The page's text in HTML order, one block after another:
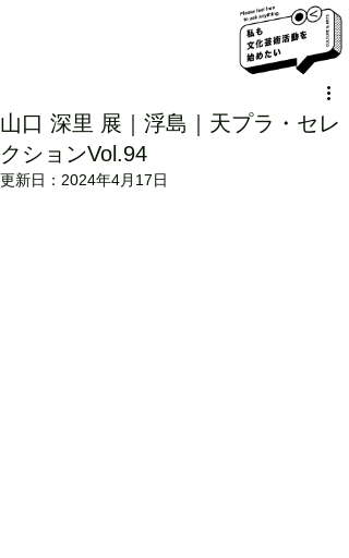
山口 深里 展｜浮島｜天プラ・セレ
クションVol.94
更新日： 2024年4月17日